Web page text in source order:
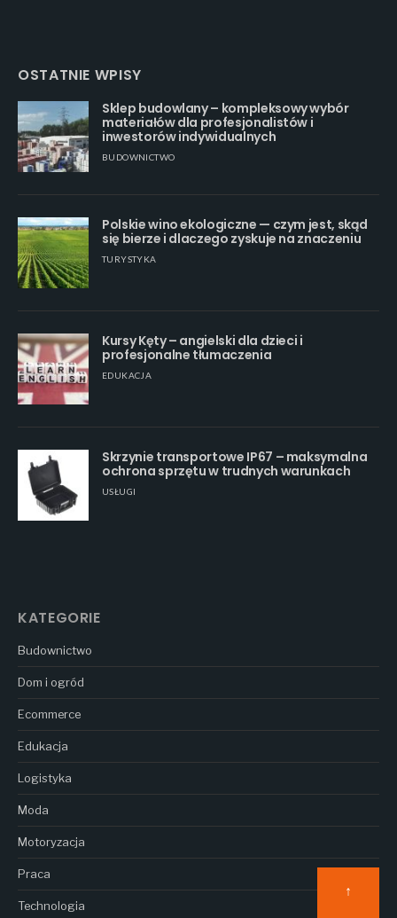
OSTATNIE WPISY
Sklep budowlany – kompleksowy wybór
materiałów dla profesjonalistów i
inwestorów indywidualnych
BUDOWNICTWO
Polskie wino ekologiczne — czym jest, skąd
się bierze i dlaczego zyskuje na znaczeniu
TURYSTYKA
Kursy Kęty – angielski dla dzieci i
profesjonalne tłumaczenia
EDUKACJA
Skrzynie transportowe IP67 – maksymalna
ochrona sprzętu w trudnych warunkach
USŁUGI
KATEGORIE
Budownictwo
Dom i ogród
Ecommerce
Edukacja
Logistyka
Moda
Motoryzacja
Praca
Technologia
↑